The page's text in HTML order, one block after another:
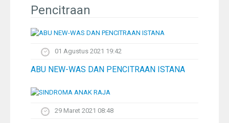
Pelangi
Galeri Foto
Ustadz
Peta Lokasi
Pencitraan
01 Agustus 2021 19:42
ABU NEW-WAS DAN PENCITRAAN ISTANA
29 Maret 2021 08:48